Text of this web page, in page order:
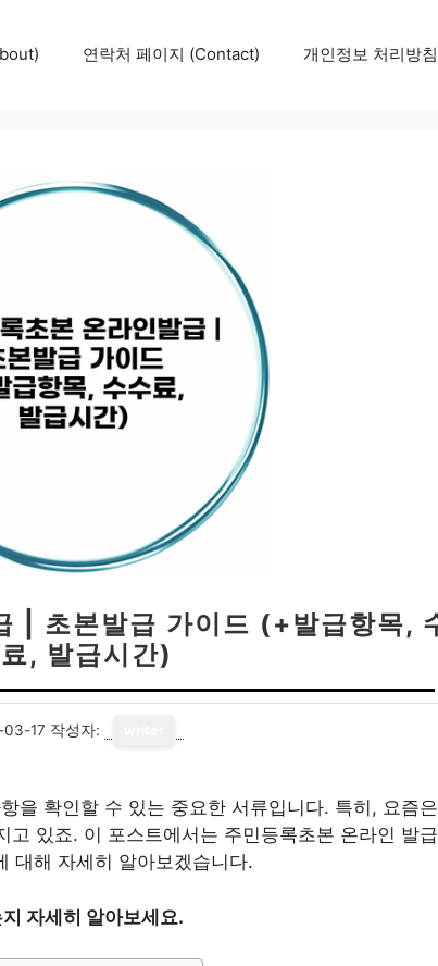
연락처 페이지 (Contact) 개인정보 처리방
| 초본발급 가이드 (+발급항목,
, 발급시간)
03-17 작성자:
을 확인할 수 있는 중요한 서류입니다. 특히, 요즘
고 있죠. 이 포스트에서는 주민등록초본 온라인 발
대해 자세히 알아보겠습니다.
자세히 알아보세요.